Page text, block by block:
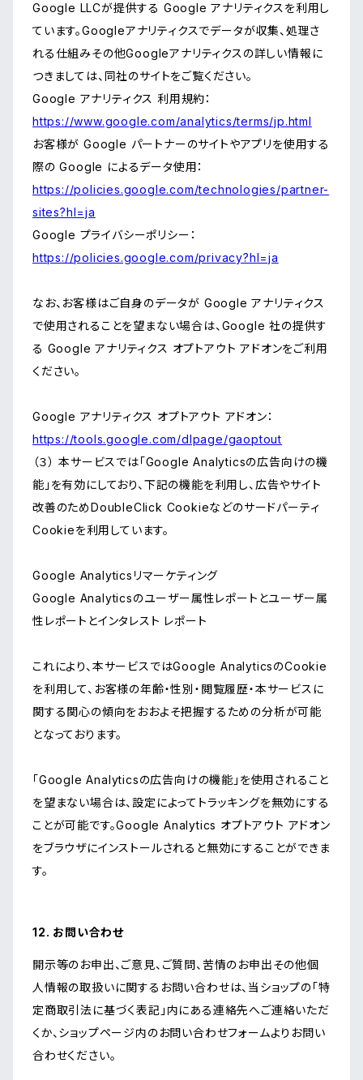
Google LLCが提供する Google アナリティクスを利用し
ています。Googleアナリティクスでデータが収集、処理さ
れる仕組みその他Googleアナリティクスの詳しい情報に
つきましては、同社のサイトをご覧ください。
Google アナリティクス 利用規約：
https://www.google.com/analytics/terms/jp.html
お客様が Google パートナーのサイトやアプリを使用する
際の Google によるデータ使用：
https://policies.google.com/technologies/partner-
sites?hl=ja
Google プライバシーポリシー：
https://policies.google.com/privacy?hl=ja
なお、お客様はご自身のデータが Google アナリティクス
で使用されることを望まない場合は、Google 社の提供す
る Google アナリティクス オプトアウト アドオンをご利用
ください。
Google アナリティクス オプトアウト アドオン：
https://tools.google.com/dlpage/gaoptout
（３） 本サービスでは「Google Analyticsの広告向けの機
能」を有効にしており、下記の機能を利用し、広告やサイト
改善のためDoubleClick Cookieなどのサードパーティ
Cookieを利用しています。
Google Analyticsリマーケティング
Google Analyticsのユーザー属性レポートとユーザー属
性レポートとインタレスト レポート
これにより、本サービスではGoogle AnalyticsのCookie
を利用して、お客様の年齢・性別・閲覧履歴・本サービスに
関する関心の傾向をおおよそ把握するための分析が可能
となっております。
「Google Analyticsの広告向けの機能」を使用されること
を望まない場合は、設定によってトラッキングを無効にする
ことが可能です。Google Analytics オプトアウト アドオン
をブラウザにインストールされると無効にすることができま
す。
12. お問い合わせ
開示等のお申出、ご意見、ご質問、苦情のお申出その他個
人情報の取扱いに関するお問い合わせは、当ショップの「特
定商取引法に基づく表記」内にある連絡先へご連絡いただ
くか、ショップページ内のお問い合わせフォームよりお問い
合わせください。